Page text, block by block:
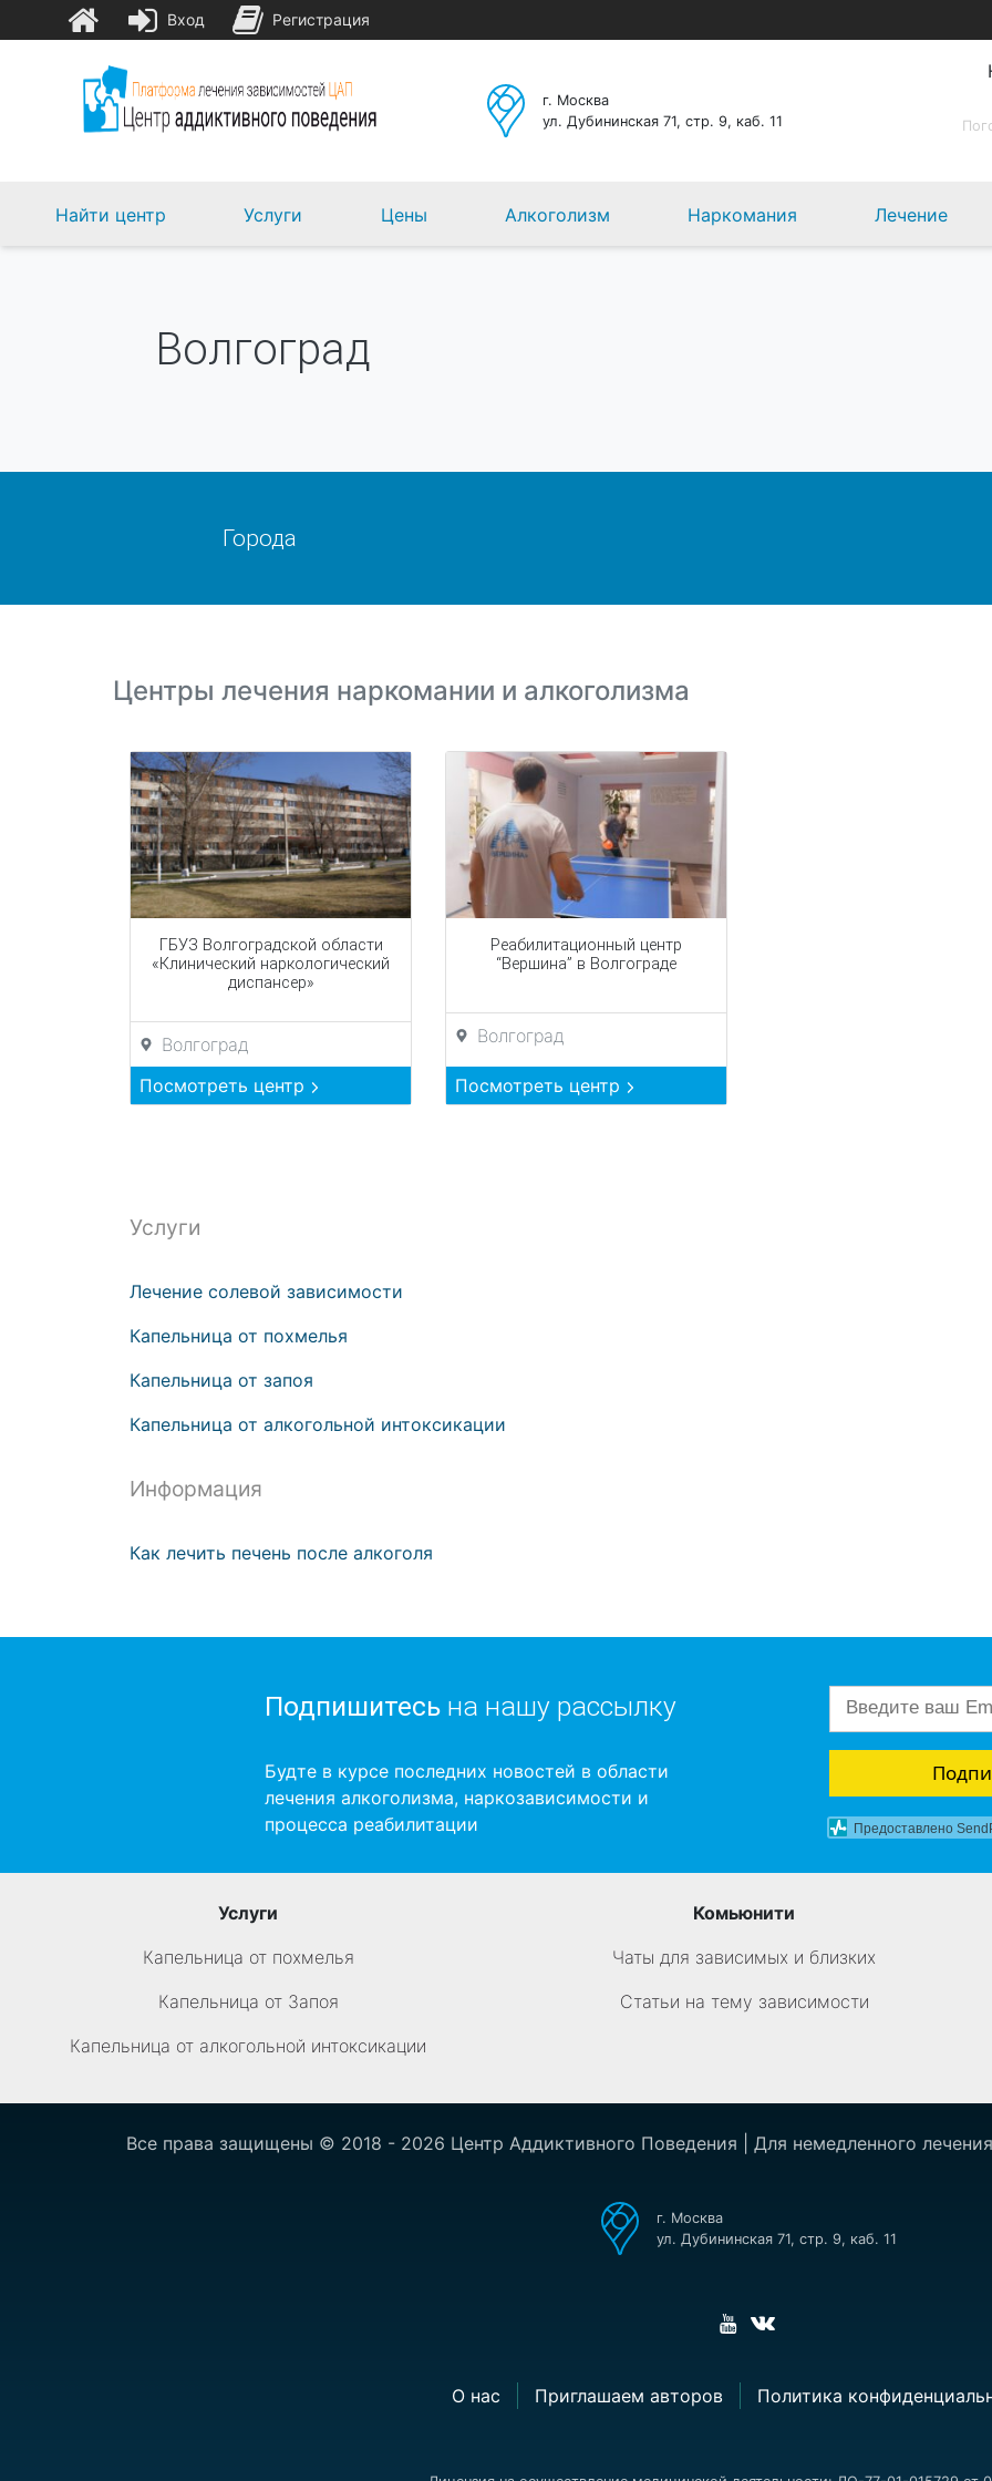
г. Москва
ул. Дубининская 71, стр. 9, каб. 11
Найти центр Услуги Цены Алкоголизм Наркомания Лечение
Волгоград
Города
Центры лечения наркомании и алкоголизма
ГБУЗ Волгоградской области
«Клинический наркологический
диспансер»
Волгоград
Посмотреть центр
Реабилитационный центр
“Вершина” в Волгограде
Волгоград
Посмотреть центр
Услуги
Лечение солевой зависимости
Капельница от похмелья
Капельница от запоя
Капельница от алкогольной интоксикации
Информация
Как лечить печень после алкоголя
Подпишитесь на нашу рассылку
Будте в курсе последних новостей в области
лечения алкоголизма, наркозависимости и
процесса реабилитации
Предоставлено
Услуги
Капельница от похмелья
Капельница от Запоя
Капельница от алкогольной интоксикации
Комьюнити
Чаты для зависимых и близких
Статьи на тему зависимости
Все права защищены © 2018 - 2026 Центр Аддиктивного Поведения | Для немедленного
г. Москва
ул. Дубининская 71, стр. 9, каб. 11
О нас Приглашаем авторов Политика
Вход Регистрация